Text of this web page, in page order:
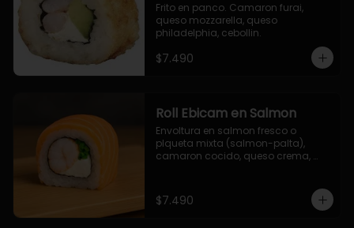
Frito en panco. Camaron furai,
queso mozzarella, queso
philadelphia, cebollin.
$7.490
Roll Ebicam en Salmon
Envoltura en salmon fresco o
plqueta mixta (salmon-palta),
camaron cocido, queso crema,
$7.490